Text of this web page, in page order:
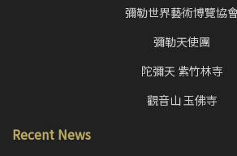
彌勒世界藝術博覽協
彌勒天使團
陀彌天 紫竹林寺
觀音山 玉佛寺
Recent News